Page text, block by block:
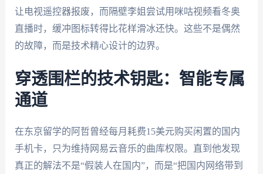
让电视遥控器报废，而隔壁李姐尝试用咪咕视频看冬奥
直播时，缓冲图标转得比花样滑冰还快。这些不是偶然
的故障，而是技术精心设计的边界。
穿透围栏的技术钥匙：智能专属
通道
在东京留学的阿哲曾经每月耗费15美元购买闲置的国内
手机卡，只为维持网易云音乐的曲库权限。直到他发现
真正的解法不是“假装人在国内”，而是“把国内网络带到